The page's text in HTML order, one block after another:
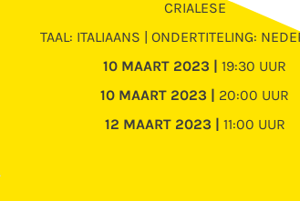
CRIALESE
TAAL: ITALIAANS | ONDERTITELING:
10 MAART 2023 |
19:30 UUR
10 MAART 2023 |
20:00 UUR
12 MAART 2023 |
11:00 UUR